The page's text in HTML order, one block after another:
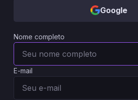
Google
Nome completo
E-mail